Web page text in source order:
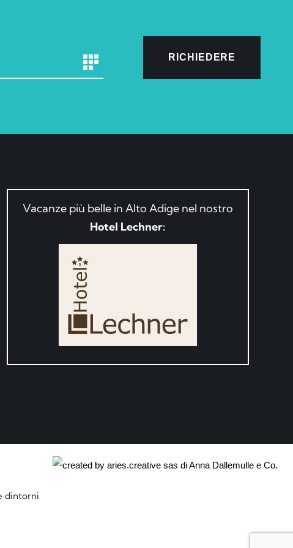
RICHIEDERE
Vacanze più belle in Alto Adige nel nostro
Hotel Lechner: